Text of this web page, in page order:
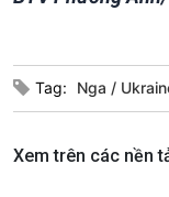
Tag: Nga
Xem trên các nền